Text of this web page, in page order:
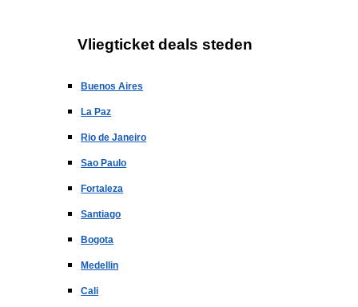
Vliegticket deals steden
Buenos Aires
La Paz
Rio de Janeiro
Sao Paulo
Fortaleza
Santiago
Bogota
Medellin
Cali